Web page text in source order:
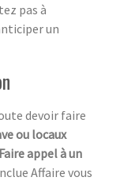
pas à
un
devoir faire
ou locaux
Faire appel à un
Affaire vous